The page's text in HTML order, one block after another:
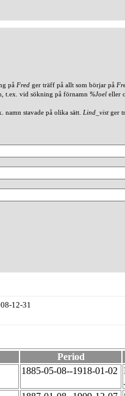
på Fred ger träff på allt som börjar på
t.ex. vid sökning på förnamn %Joel eller
stavade på olika sätt. Lind_vistger
12-31
Period
1885-05-08--1918-01-02